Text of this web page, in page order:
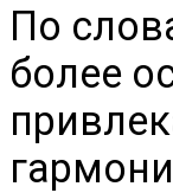
По
более